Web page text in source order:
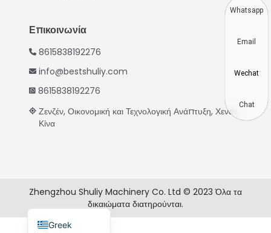
Επικοινωνία
8615838192276
info@bestshuliy.com
8615838192276
Ζενζέν, Οικονομική και Τεχνολογική Ανάπτυξη, Χενάν,
Κίνα
Zhengzhou Shuliy Machinery Co. Ltd © 2023 Όλα τα
δικαιώματα διατηρούνται.
Greek
Portuguese
Spanish
Whatsapp
Email
Wechat
Chat